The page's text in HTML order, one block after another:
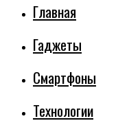
Главная
Гаджеты
Смартфоны
Технологии